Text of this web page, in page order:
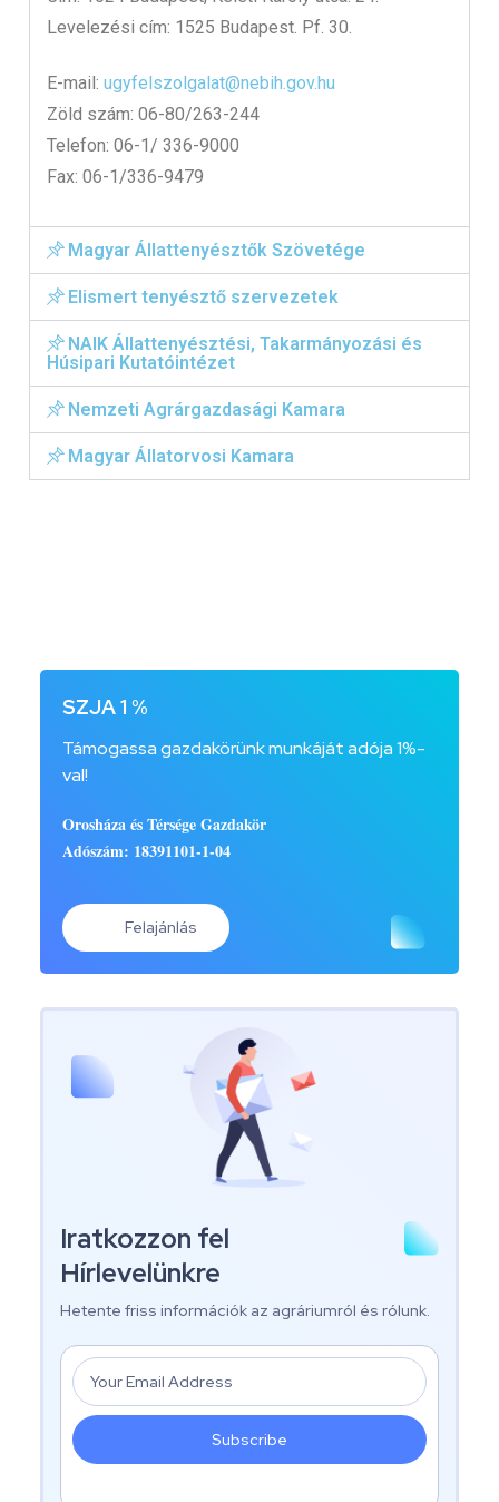
Levelezési cím: 1525 Budapest. Pf. 30.
E-mail: ugyfelszolgalat@nebih.gov.hu
Zöld szám: 06-80/263-244
Telefon: 06-1/ 336-9000
Fax: 06-1/336-9479
Magyar Állattenyésztők Szövetége
Elismert tenyésztő szervezetek
NAIK Állattenyésztési, Takarmányozási és
Húsipari Kutatóintézet
Nemzeti Agrárgazdasági Kamara
Magyar Állatorvosi Kamara
SZJA 1 %
Támogassa gazdakörünk munkáját adója 1%-
val!
Orosháza és Térsége Gazdakör
Adószám: 18391101-1-04
Felajánlás
Iratkozzon fel
Hírlevelünkre
Hetente friss információk az agráriumról és rólunk.
Subscribe